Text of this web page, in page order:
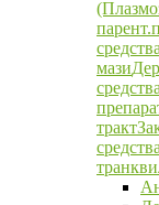
средства
мази
средства
тракт
средства